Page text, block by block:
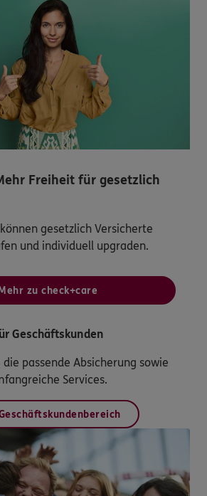
Freiheit für gesetzlich
gesetzlich Versicherte
und individuell upgraden.
zu check+care
Geschäftskunden
die passende Absicherung sowie
Services.